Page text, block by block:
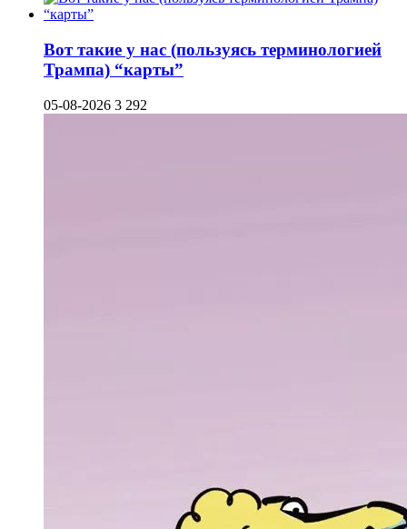
Вот такие у нас (пользуясь терминологией
Трампа) “карты”
05-08-2026 3 292